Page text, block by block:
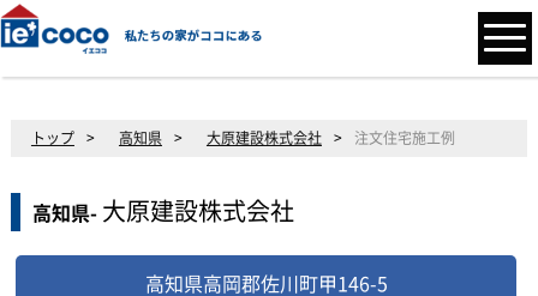
トップ > 高知県 > 大原建設株式会社 > 注文住宅施工例
高知県- 大原建設株式会社
高知県高岡郡佐川町甲146-5